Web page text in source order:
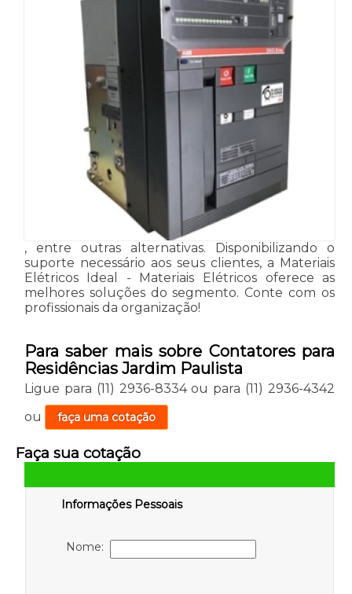
, entre outras alternativas. Disponibilizando o
suporte necessário aos seus clientes, a Materiais
Elétricos Ideal - Materiais Elétricos oferece as
melhores soluções do segmento. Conte com os
profissionais da organização!
Para saber mais sobre Contatores para
Residências Jardim Paulista
Ligue para (11) 2936-8334ou para (11) 2936-4342
ou
faça uma cotação
Faça sua cotação
Informações Pessoais
Nome: